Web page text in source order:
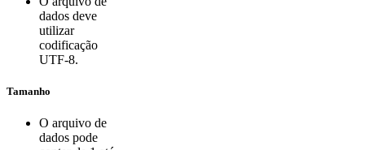
dados deve
utilizar
codificação
UTF-8.
Tamanho
O arquivo de
dados pode